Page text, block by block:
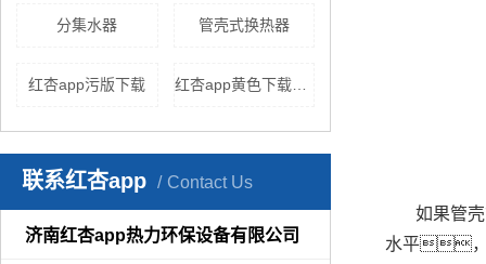
分集水器 管壳式换热器
红杏app污版下载 红杏app黄色下载机组价格
联系红杏app Contact Us
济南红杏app热力环保设备有限公司
如果管
水平，